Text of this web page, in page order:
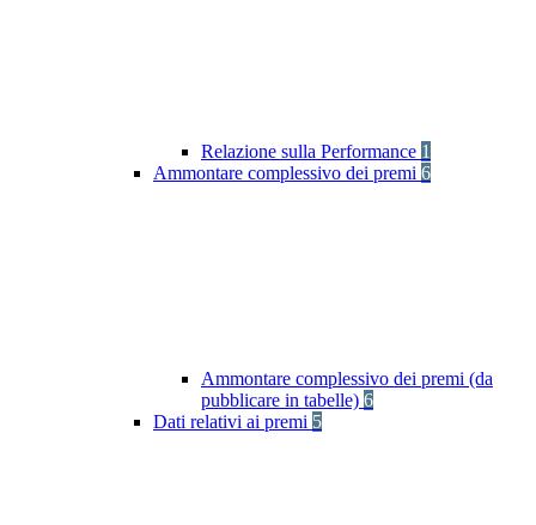
Relazione sulla Performance 1
Ammontare complessivo dei premi 6
Ammontare complessivo dei premi (da
pubblicare in tabelle) 6
Dati relativi ai premi 5